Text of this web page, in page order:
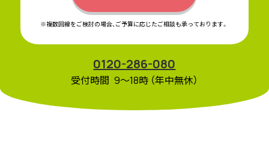
※複数回線をご検討の場合、ご予算に応じたご相談も承っております。
0120-286-080
受付時間 9〜18時 （年中無休）